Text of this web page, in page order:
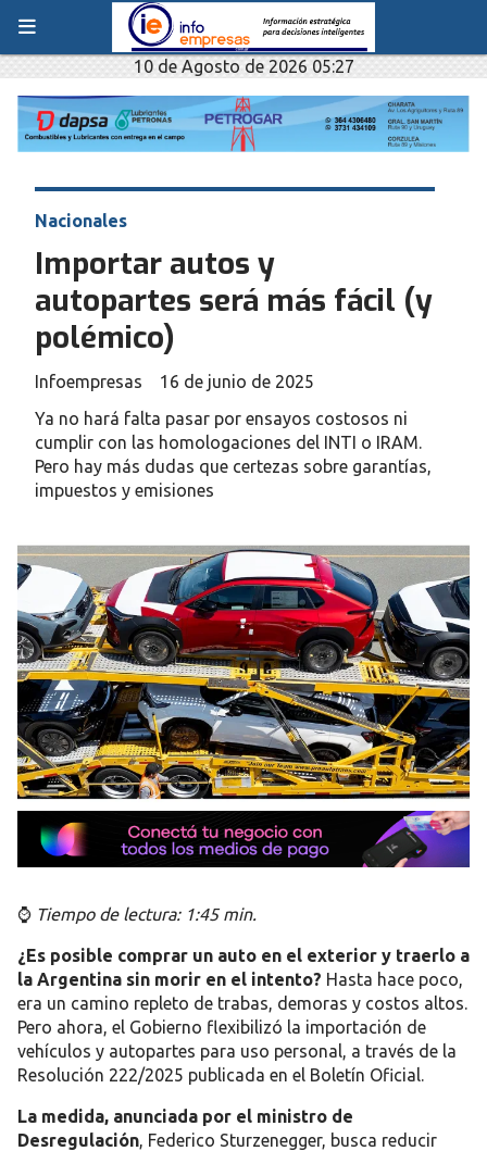
10 de Agosto de 2026 05:27
Importar autos y
autopartes será más fácil (y
polémico)
Ya no hará falta pasar por ensayos costosos ni
cumplir con las homologaciones del INTI o IRAM.
Pero hay más dudas que certezas sobre garantías,
impuestos y emisiones
Nacionales
16 de junio de 2025
Infoempresas
⌚ Tiempo de lectura: 1:45 min.
¿Es posible comprar un auto en el exterior y traerlo a
la Argentina sin morir en el intento? Hasta hace poco,
era un camino repleto de trabas, demoras y costos altos.
Pero ahora, el Gobierno flexibilizó la importación de
vehículos y autopartes para uso personal
, a través de la
Resolución 222/2025 publicada en el Boletín Oficial.
La medida, anunciada por el ministro de
Desregulación Federico Sturzenegger, busca reducir